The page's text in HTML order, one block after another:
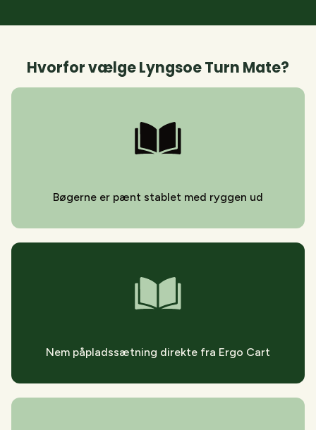
Hvorfor vælge Lyngsoe Turn Mate?
Bøgerne er pænt stablet med ryggen ud
Nem påpladssætning direkte fra Ergo Cart